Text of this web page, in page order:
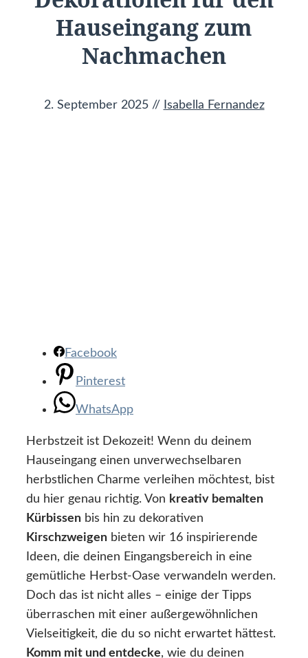
Hauseingang zum
Nachmachen
2. September 2025 // Isabella Fernandez
Facebook
Pinterest
WhatsApp
Herbstzeit ist Dekozeit! Wenn du deinem
Hauseingang einen unverwechselbaren
herbstlichen Charme verleihen möchtest, bist
du hier genau richtig. Von kreativ bemalten
Kürbissen bis hin zu dekorativen
Kirschzweigen bieten wir 16 inspirierende
Ideen, die deinen Eingangsbereich in eine
gemütliche Herbst-Oase verwandeln werden.
Doch das ist nicht alles – einige der Tipps
überraschen mit einer außergewöhnlichen
Vielseitigkeit, die du so nicht erwartet hättest.
Komm mit und entdecke, wie du deinen